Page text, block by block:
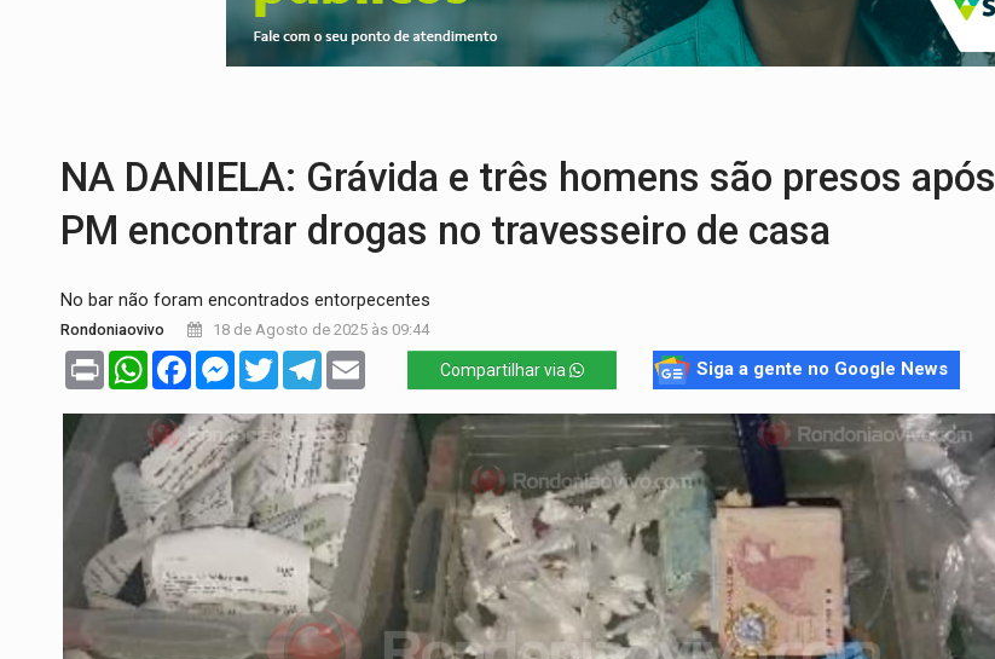
SINDICATOS UNIDOS:Assembleia Geral delibera greve da educação municipal em Porto Velho
NA DANIELA: Grávida e três homens são presos após
PM encontrar drogas no travesseiro de casa
No bar não foram encontrados entorpecentes
Rondoniaovivo 18 de Agosto de 2025 às 09:44
Print WhatsAppFacebookMessenger
TwitterTelegram Compartilhar via Siga a gente no Google News